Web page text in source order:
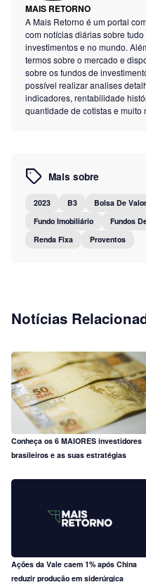
MAIS RETORNO
A Mais Retorno é um portal
com notícias diárias sobre
investimentos e no mundo.
termos sobre o mercado e
sobre os fundos de
possível realizar analises
indicadores, rentabilidade
quantidade de cotistas e muito
Mais sobre
2023 B3 Bolsa De
Fundo Imobiliário
Fundos
Renda Fixa
Proventos
Notícias
Conheça os 6 MAIORES investidores
brasileiros e as suas estratégias
Ações da Vale caem 1% após China
reduzir produção em siderúrgica